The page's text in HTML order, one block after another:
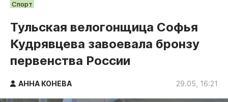
Происшествия
Спорт
Тульский бренд
Тула предпринимательская
Спорт
Тульская велогонщица Софья
Кудрявцева завоевала бронзу
первенства России
АННА КОНЕВА 29.05, 16:21